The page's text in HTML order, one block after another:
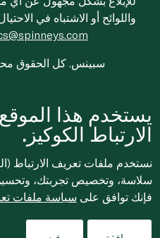
واللوائح أو الاشتباه في
© 2020-2026 سبينس. كل
يستخدم هذا
الارتباط الكوكيز.
نستخدم ملفات تعريف الارتباط
سلاسة، وتخصيص تجربتك،
فإنك توافق على سياسة ملفات